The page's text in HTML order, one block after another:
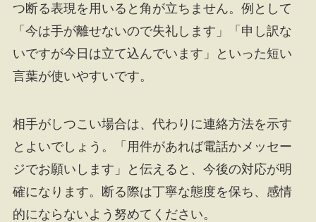
つ断る表現を用いると角が立ちません。例として
「今は手が離せないので失礼します」「申し訳な
いですが今日は立て込んでいます」といった短い
言葉が使いやすいです。
相手がしつこい場合は、代わりに連絡方法を示す
とよいでしょう。「用件があれば電話かメッセー
ジでお願いします」と伝えると、今後の対応が明
確になります。断る際は丁寧な態度を保ち、感情
的にならないよう努めてください。